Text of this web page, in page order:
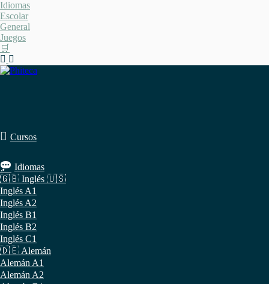
Saltar
al
contenido
Idiomas
Escolar
General
Juegos
🛒
Cursos
Idiomas
🇬🇧 Inglés 🇺🇸
Inglés A1
Inglés A2
Inglés B1
Inglés B2
Inglés C1
🇩🇪 Alemán
Alemán A1
Alemán A2